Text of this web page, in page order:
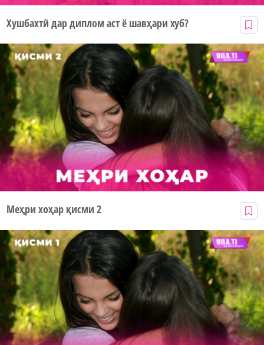
Хушбахтӣ дар диплом аст ё шавҳари хуб?
Меҳри хоҳар қисми 2